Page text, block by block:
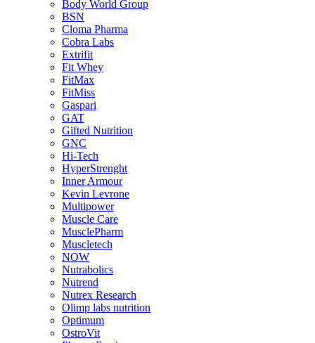
Body World Group
BSN
Cloma Pharma
Cobra Labs
Extrifit
Fit Whey
FitMax
FitMiss
Gaspari
GAT
Gifted Nutrition
GNC
Hi-Tech
HyperStrenght
Inner Armour
Kevin Levrone
Multipower
Muscle Care
MusclePharm
Muscletech
NOW
Nutrabolics
Nutrend
Nutrex Research
Olimp labs nutrition
Optimum
OstroVit